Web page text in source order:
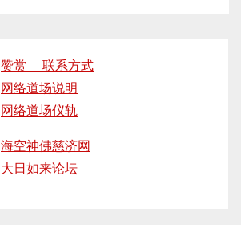
赞赏 联系方式
网络道场说明
网络道场仪轨
海空神佛慈济网
大日如来论坛